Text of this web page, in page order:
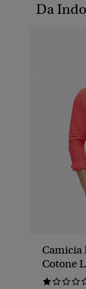
Da
Camicia
Cotone
Comoda